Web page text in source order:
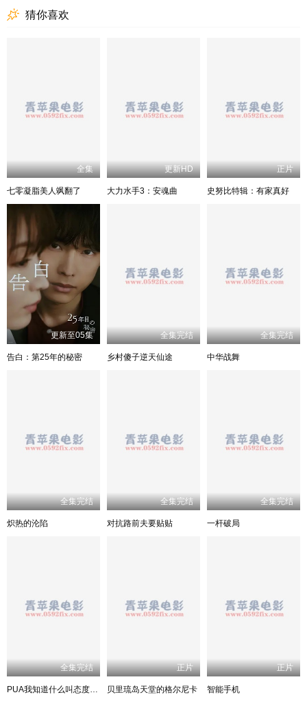
猜你喜欢
全集
七零凝脂美人飒翻了
更新HD
大力水手3：安魂曲
正片
史努比特辑：有家真好
更新至05集
告白：第25年的秘密
全集完结
乡村傻子逆天仙途
全集完结
中华战舞
全集完结
炽热的沦陷
全集完结
对抗路前夫要贴贴
全集完结
一杆破局
全集完结
PUA我知道什么叫态度姐吗
正片
贝里琉岛天堂的格尔尼卡
正片
智能手机